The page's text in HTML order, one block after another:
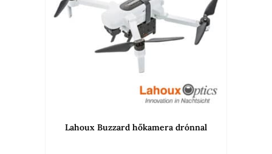
Lahoux Buzzard hőkamera drónnal